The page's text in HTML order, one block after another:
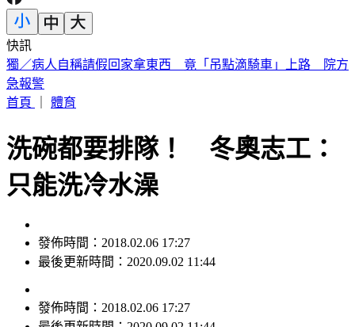
快訊
白海豚明逼近家門！「豪雨熱區」曝光 東部高溫36度
首頁｜
洗碗都要排隊！ 冬奧志工：
只能洗冷水澡
最後更新時間：2020.09.02 11:44
最後更新時間：2020.09.02 11:44